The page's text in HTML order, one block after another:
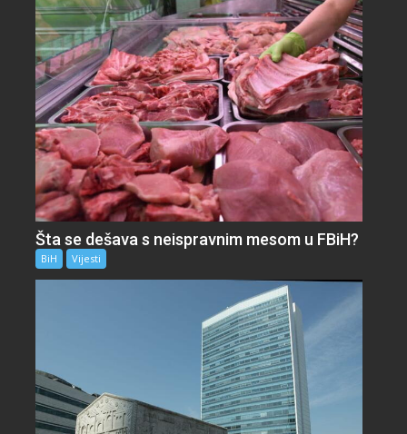
Šta se dešava s neispravnim mesom u FBiH?
BiH Vijesti